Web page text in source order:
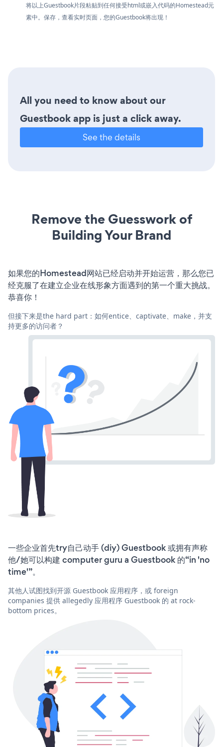
将以上Guestbook片段粘贴到任何接受html或嵌入代码的Homestead元
素中。保存，查看实时页面，您的Guestbook将出现！
All you need to know about our
Guestbook app is just a click away.
See the details
Remove the Guesswork of
Building Your Brand
如果您的Homestead网站已经启动并开始运营，那么您已
经克服了在建立企业在线形象方面遇到的第一个重大挑战。
恭喜你！
但接下来是the hard part：如何entice、captivate、make，并支
持更多的访问者？
一些企业首先try自己动手 (diy) Guestbook 或拥有声称
他/她可以构建 computer guru a Guestbook 的“in 'no
time'”。
其他人试图找到开源 Guestbook 应用程序，或 foreign
companies 提供 allegedly 应用程序 Guestbook 的 at rock-
bottom prices。